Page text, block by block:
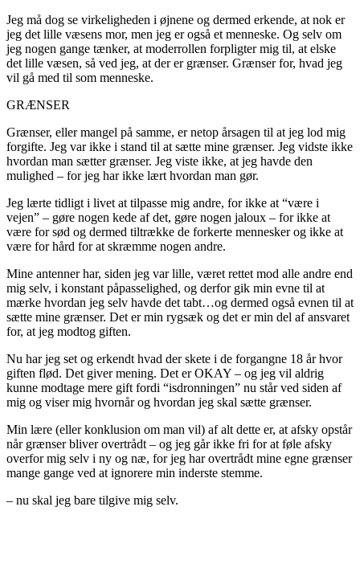
Jeg må dog se virkeligheden i øjnene og dermed erkende, at nok er
jeg det lille væsens mor, men jeg er også et menneske. Og selv om
jeg nogen gange tænker, at moderrollen forpligter mig til, at elske
det lille væsen, så ved jeg, at der er grænser. Grænser for, hvad jeg
vil gå med til som menneske.
GRÆNSER
Grænser, eller mangel på samme, er netop årsagen til at jeg lod mig
forgifte. Jeg var ikke i stand til at sætte mine grænser. Jeg vidste ikke
hvordan man sætter grænser. Jeg viste ikke, at jeg havde den
mulighed – for jeg har ikke lært hvordan man gør.
Jeg lærte tidligt i livet at tilpasse mig andre, for ikke at “være i
vejen” – gøre nogen kede af det, gøre nogen jaloux – for ikke at
være for sød og dermed tiltrække de forkerte mennesker og ikke at
være for hård for at skræmme nogen andre.
Mine antenner har, siden jeg var lille, været rettet mod alle andre end
mig selv, i konstant påpasselighed, og derfor gik min evne til at
mærke hvordan jeg selv havde det tabt…og dermed også evnen til at
sætte mine grænser. Det er min rygsæk og det er min del af ansvaret
for, at jeg modtog giften.
Nu har jeg set og erkendt hvad der skete i de forgangne 18 år hvor
giften flød. Det giver mening. Det er OKAY – og jeg vil aldrig
kunne modtage mere gift fordi “isdronningen” nu står ved siden af
mig og viser mig hvornår og hvordan jeg skal sætte grænser.
Min lære (eller konklusion om man vil) af alt dette er, at afsky opstår
når grænser bliver overtrådt – og jeg går ikke fri for at føle afsky
overfor mig selv i ny og næ, for jeg har overtrådt mine egne grænser
mange gange ved at ignorere min inderste stemme.
– nu skal jeg bare tilgive mig selv.